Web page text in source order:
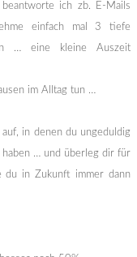
ich zb. E-Mails
einfach mal 3 tiefe
… eine kleine Auszeit
im Alltag tun …
in denen du ungeduldig
… und überleg dir für
du in Zukunft immer dann